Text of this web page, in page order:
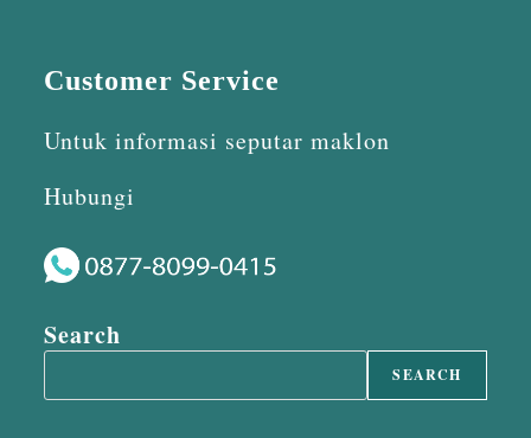
Customer Service
Untuk informasi seputar maklon
Hubungi
Search
SEARCH